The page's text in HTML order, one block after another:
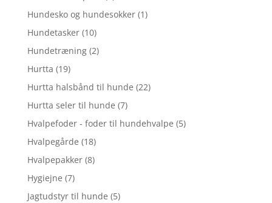
Hundesko og hundesokker (1)
Hundetasker (10)
Hundetræning (2)
Hurtta (19)
Hurtta halsbånd til hunde (22)
Hurtta seler til hunde (7)
Hvalpefoder - foder til hundehvalpe (5)
Hvalpegårde (18)
Hvalpepakker (8)
Hygiejne (7)
Jagtudstyr til hunde (5)